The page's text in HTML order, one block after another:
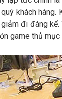
khách hàng.
đi đáng
game thủ mục